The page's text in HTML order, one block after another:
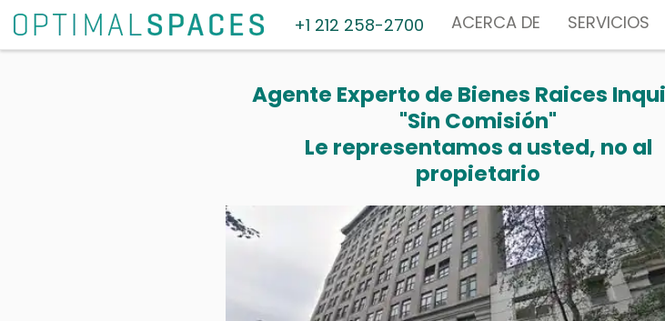
+1 212 258-2700 ACERCA DE SERVICIOS
Agente Experto de Bienes Raices
"Sin Comisión"
Le representamos a usted, no al
propietario